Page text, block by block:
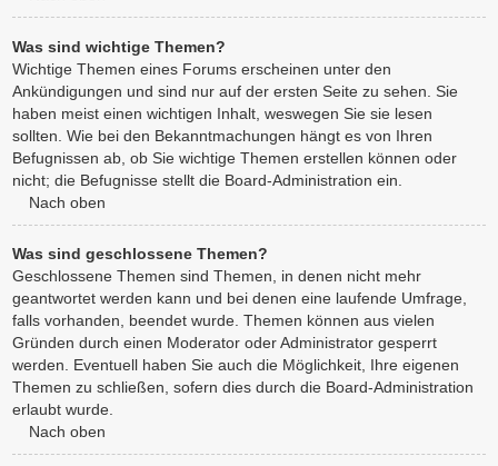
Was sind wichtige Themen?
Wichtige Themen eines Forums erscheinen unter den
Ankündigungen und sind nur auf der ersten Seite zu sehen. Sie
haben meist einen wichtigen Inhalt, weswegen Sie sie lesen
sollten. Wie bei den Bekanntmachungen hängt es von Ihren
Befugnissen ab, ob Sie wichtige Themen erstellen können oder
nicht; die Befugnisse stellt die Board-Administration ein.
Nach oben
Was sind geschlossene Themen?
Geschlossene Themen sind Themen, in denen nicht mehr
geantwortet werden kann und bei denen eine laufende Umfrage,
falls vorhanden, beendet wurde. Themen können aus vielen
Gründen durch einen Moderator oder Administrator gesperrt
werden. Eventuell haben Sie auch die Möglichkeit, Ihre eigenen
Themen zu schließen, sofern dies durch die Board-Administration
erlaubt wurde.
Nach oben